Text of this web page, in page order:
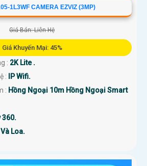
1L3WF CAMERA EZVIZ (3MP)
Giá Bán: Liên Hệ
Giá Khuyến Mại: 45%
: 2K Lite .
: IP Wifi.
: Hồng Ngoại 10m Hồng Ngoại Smart
360.
Loa.